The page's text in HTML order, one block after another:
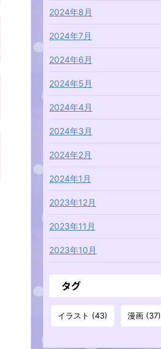
2024年8月
2024年7月
2024年6月
2024年5月
2024年4月
2024年3月
2024年2月
2024年1月
2023年12月
2023年11月
2023年10月
タグ
イラスト (43) 漫画 (37)